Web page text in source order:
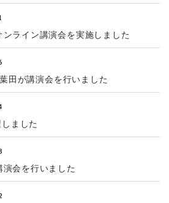
ライン講演会を実施しました
田が講演会を行いました
ました
会を行いました